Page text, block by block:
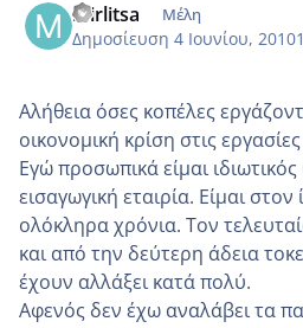
mirlitsa Μέλη
Δημοσίευση 4 Ιουνίου, 2010
Αλήθεια όσες κοπέλες
οικονομική κρίση στις
Εγώ προσωπικά είμαι
εισαγωγική εταιρία. Είμαι
ολόκληρα χρόνια. Τον
και από την δεύτερη άδεια
έχουν αλλάξει κατά πολύ.
Αφενός δεν έχω αναλάβει τα